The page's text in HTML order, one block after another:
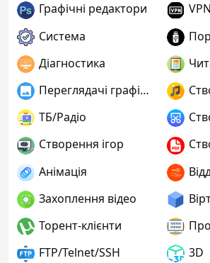
Графічні редактори
Система
Діагностика
Переглядачі графіки
ТБ/Радіо
Створення ігор
Анімація
Захоплення відео
Торент-клієнти
FTP/Telnet/SSH
3D